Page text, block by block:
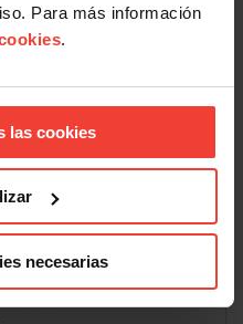
Para más información
.
las cookies
necesarias